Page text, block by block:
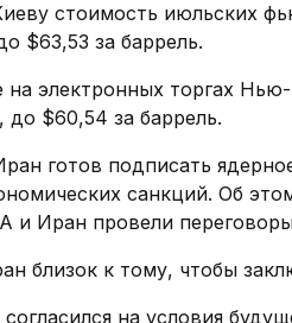
стоимость июльских
$63,53 за баррель.
электронных торгах
до $60,54 за баррель.
готов подписать
санкций. Об
Иран провели
близок к тому, чтобы
на условия